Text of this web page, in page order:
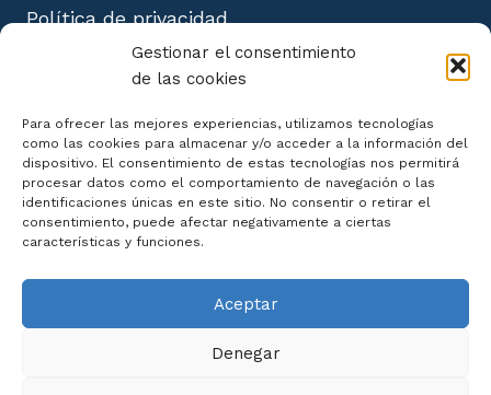
Gestionar el consentimiento
de las cookies
Para ofrecer las mejores experiencias, utilizamos tecnologías
como las cookies para almacenar y/o acceder a la información del
dispositivo. El consentimiento de estas tecnologías nos permitirá
procesar datos como el comportamiento de navegación o las
identificaciones únicas en este sitio. No consentir o retirar el
consentimiento, puede afectar negativamente a ciertas
características y funciones.
Aceptar
Denegar
Política de privacidad
Aviso Legal
Política de cookies
Declaración de Accesibilidad